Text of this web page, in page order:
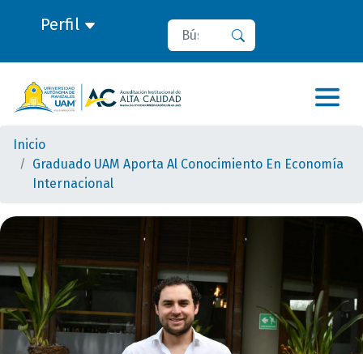
Perfil Buscar
Inicio
Graduado UAM Aporta Al Conocimiento En Economía
Internacional